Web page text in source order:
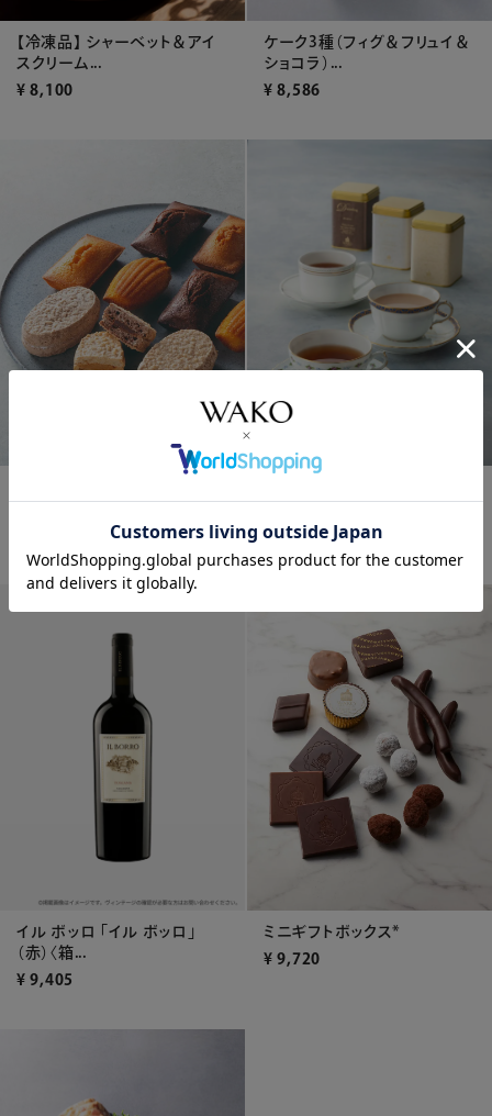
【冷凍品】 シャーベット＆アイ
スクリーム...
¥ 8,100
ケーク3種（フィグ＆フリュイ＆
ショコラ）...
¥ 8,586
¥ 9,072
イル ボッロ 「イル ボッロ」
（赤）〈箱...
¥ 9,405
ミニギフトボックス*
¥ 9,720